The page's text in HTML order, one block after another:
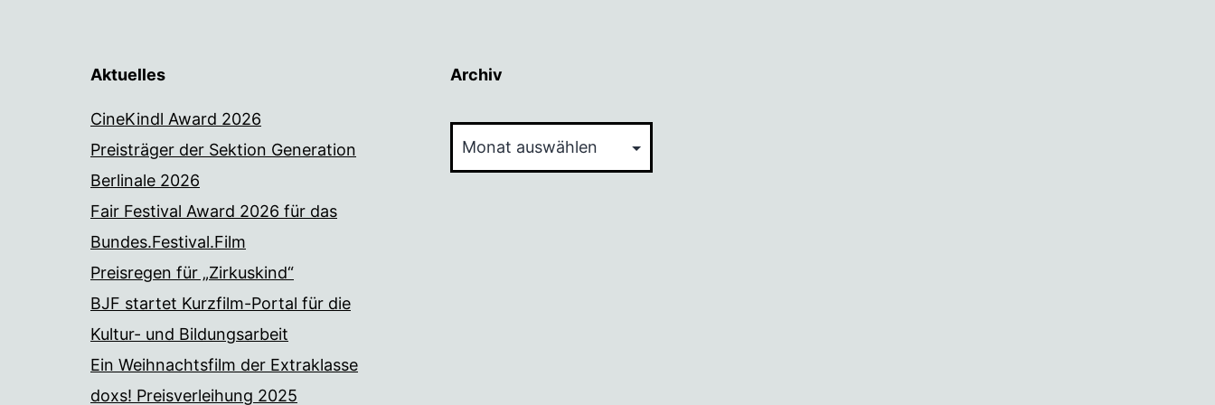
Aktuelles
CineKindl Award 2026
Preisträger der Sektion Generation
Berlinale 2026
Fair Festival Award 2026 für das
Bundes.Festival.Film
Preisregen für „Zirkuskind“
BJF startet Kurzfilm-Portal für die
Kultur- und Bildungsarbeit
Ein Weihnachtsfilm der Extraklasse
doxs! Preisverleihung 2025
Archiv